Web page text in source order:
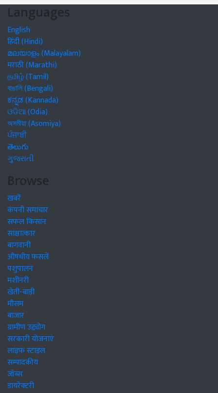
Languages
English
हिंदी (Hindi)
മലയാളം (Malayalam)
मराठी (Marathi)
தமிழ் (Tamil)
বাঙালি (Bengali)
ಕನ್ನಡ (Kannada)
ଓଡିଆ (Odia)
অসমীয়া (Asomiya)
ਪੰਜਾਬੀ
తెలుగు
ગુજરાતી
Browse
खबरें
कंपनी समाचार
सफल किसान
साक्षात्कार
बागवानी
औषधीय फसलें
पशुपालन
मशीनरी
खेती-बाड़ी
मौसम
बाजार
ग्रामीण उद्द्योग
सरकारी योजनाएं
लाइफ स्टाइल
सम्पादकीय
जॉब्स
डायरेक्टरी